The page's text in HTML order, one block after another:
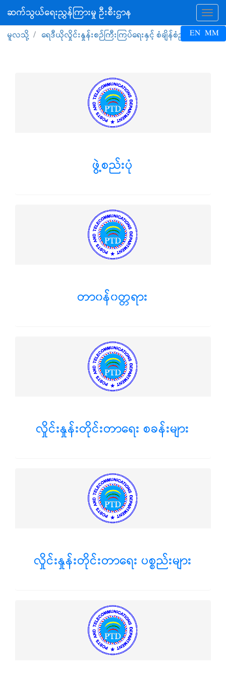
ဆက်သွယ်ရေးညွှန်ကြားမှု ဦးစီးဌာန
EN MM
မူလသို့ ရေဒီယိုလှိုင်းနှုန်းစဉ်ကြီးကြပ်ရေးနှင့် စံချိန်စံညွှန်းဌာန
ဖွဲ့စည်းပုံ
တာ၀န်၀တ္တရား
လှိုင်းနှုန်းတိုင်းတာရေး စခန်းများ
လှိုင်းနှုန်းတိုင်းတာရေး ပစ္စည်းများ